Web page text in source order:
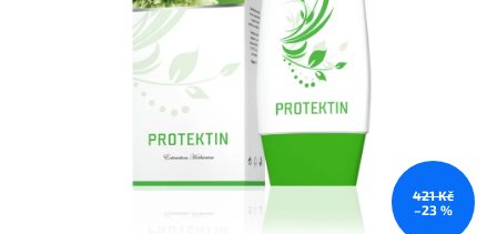
421 Kč
–23 %